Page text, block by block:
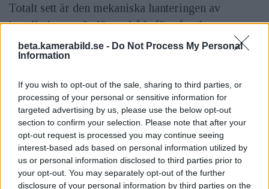
beta.kamerabild.se - Do Not Process My Personal
Information
If you wish to opt-out of the sale, sharing to third parties, or
processing of your personal or sensitive information for
targeted advertising by us, please use the below opt-out
section to confirm your selection. Please note that after your
opt-out request is processed you may continue seeing
interest-based ads based on personal information utilized by
us or personal information disclosed to third parties prior to
your opt-out. You may separately opt-out of the further
disclosure of your personal information by third parties on the
Totalt sett är den mekaniska hanteringen av
installationen rätt lätt att både förstå och
genomföra, och hanteringen kräver inget mer än
en skrivmejsel (för SSD). Efter detta är den första
Själva installationen mot nätverket kräver endast
en nätverkskabel, och två sådana medföljer också
med enheten.